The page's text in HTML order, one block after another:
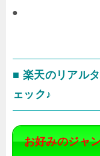
●
■ 楽天のリアル
ェック♪
お好みのジャ